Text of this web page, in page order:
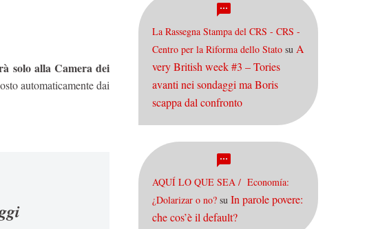
solo alla Camera dei
automaticamente dai
La Rassegna Stampa del CRS - CRS -
Centro per la Riforma dello Stato su A
very British week #3 – Tories
avanti nei sondaggi ma Boris
scappa dal confronto
AQUÍ LO QUE SEA / Economía:
¿Dolarizar o no? su In parole povere:
che cos’è il default?